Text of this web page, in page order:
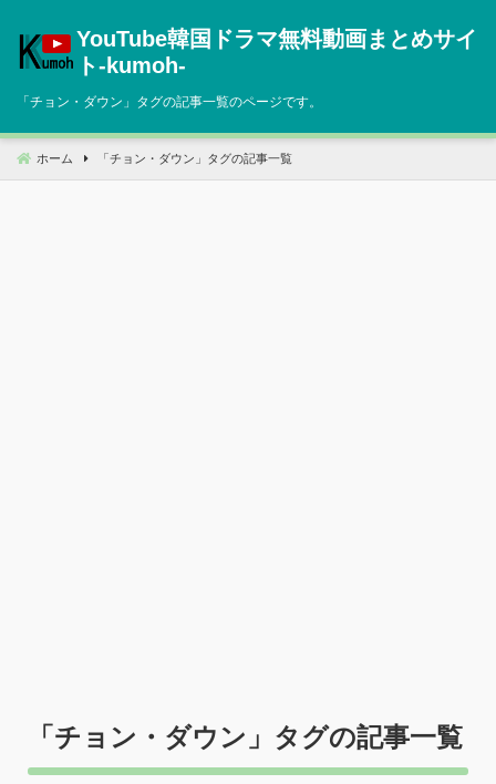
へ
動
YouTube韓国ドラマ無料動画まとめサイ
ト‐kumoh‐
「チョン・ダウン 」タグの記事一覧のページです。
ホーム 「 チョン・ダウン 」タグの記事一覧
「チョン・ダウン 」タグの記事一覧